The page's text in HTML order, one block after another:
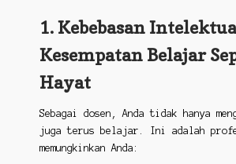
1. Kebebasan
Kesempatan Belajar
Hayat
Sebagai dosen, Anda tidak hanya
juga terus belajar. Ini adalah
memungkinkan Anda: